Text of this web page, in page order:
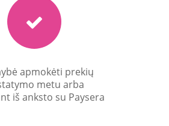
Į KREPŠELĮ
apmokėti prekių
metu arba
iš anksto su Paysera